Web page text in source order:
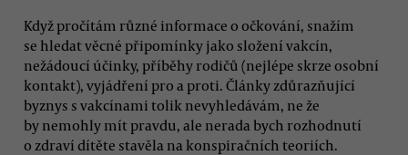
Když pročítám různé informace o očkování, snažím
se hledat věcné připomínky jako složení vakcín,
nežádoucí účinky, příběhy rodičů (nejlépe skrze osobní
kontakt), vyjádření pro a proti. Články zdůrazňující
byznys s vakcínami tolik nevyhledávám, ne že
by nemohly mít pravdu, ale nerada bych rozhodnutí
o zdraví dítěte stavěla na konspiračních teoriích.